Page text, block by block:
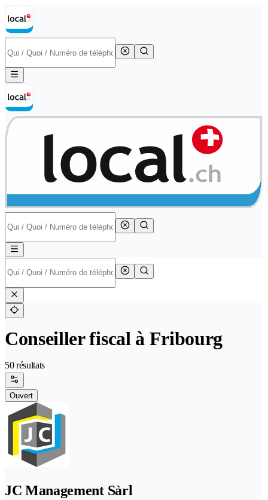
Conseiller fiscal à Fribourg
50 résultats
Ouvert
JC Management Sàrl